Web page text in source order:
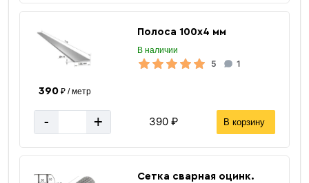
Полоса 100х4 мм
В наличии
5 1
390₽ / метр
- + 390 ₽ В корзину
Сетка сварная оцинк.